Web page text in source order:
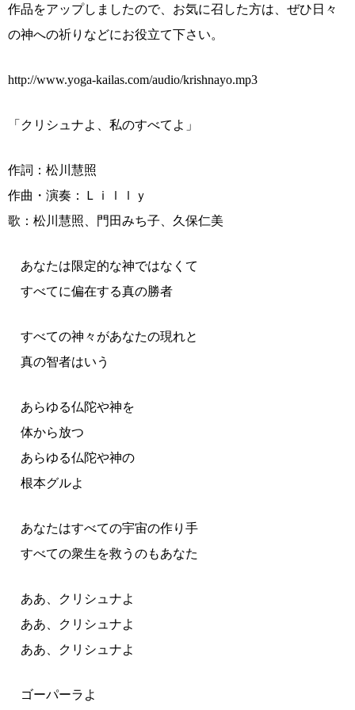
作品をアップしましたので、お気に召した方は、ぜひ日々
の神への祈りなどにお役立て下さい。
http://www.yoga-kailas.com/audio/krishnayo.mp3
「クリシュナよ、私のすべてよ」
作詞：松川慧照
作曲・演奏：Ｌｉｌｌｙ
歌：松川慧照、門田みち子、久保仁美
あなたは限定的な神ではなくて
すべてに偏在する真の勝者
すべての神々があなたの現れと
真の智者はいう
あらゆる仏陀や神を
体から放つ
あらゆる仏陀や神の
根本グルよ
あなたはすべての宇宙の作り手
すべての衆生を救うのもあなた
ああ、クリシュナよ
ああ、クリシュナよ
ああ、クリシュナよ
ゴーパーラよ